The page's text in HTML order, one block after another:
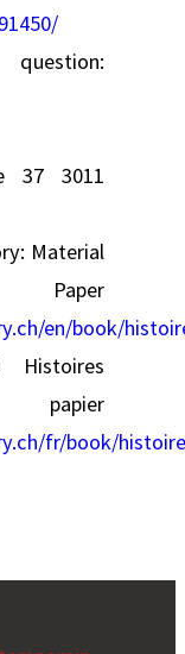
37 3011
Material
en/book/
Histoires
fr/book/